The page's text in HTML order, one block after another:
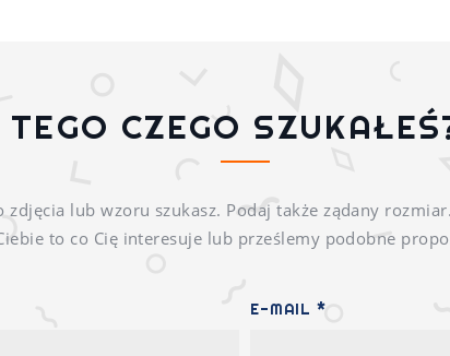
CZEGO
zdjęcia lub wzoru szukasz. Podaj także ządany
to co Cię interesuje lub prześlemy podobne
E-MAIL *